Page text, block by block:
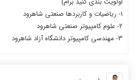
1- ریاضیات و کاربردها صنعتی شاهرود
2- علوم کامپیوتر صنعتی شاهرود
3- مهندسی کامپیوتر دانشگاه آزاد شاهرود